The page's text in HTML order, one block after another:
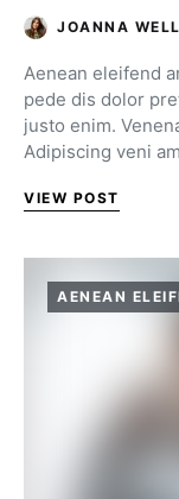
JOANNA
Aenean eleifend
pede dis dolor
justo enim.
Adipiscing veni
VIEW POST
AENEAN